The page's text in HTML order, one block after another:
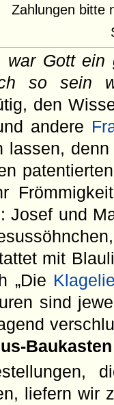
Zahlungen bitte
war Gott ein
so sein
den
andere
lassen,
Josef und
mit
„Die
sind
Baukasten
liefern wir